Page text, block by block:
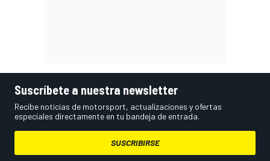
Suscríbete a nuestra newsletter
Recibe noticias de motorsport, actualizaciones y ofertas
especiales directamente en tu bandeja de entrada.
SUSCRIBIRSE